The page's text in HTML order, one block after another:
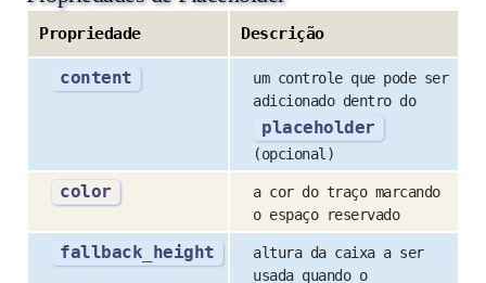
Propriedade Descrição
content
um controle que pode ser
adicionado dentro do
placeholder
(opcional)
color
a cor do traço marcando
o espaço reservado
fallback_height
altura da caixa a ser
usada quando o